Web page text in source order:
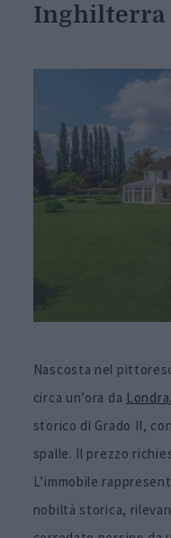
Inghilterra
Nascosta nel
circa un’ora da Londra
storico di Grado II,
spalle. Il prezzo
L’immobile
nobiltà storica,